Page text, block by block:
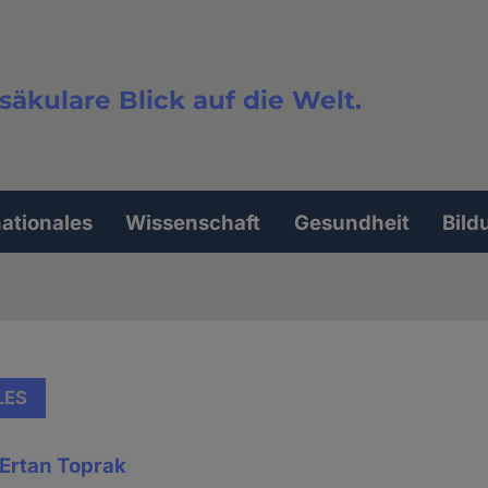
Blick auf die Welt.
Wissenschaft Gesundheit
Toprak